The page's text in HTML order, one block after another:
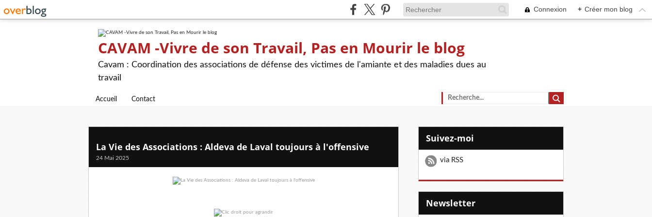
Connexion + Créer mon blog
CAVAM -Vivre de son Travail, Pas en Mourir le blog
Cavam : Coordination des associations de défense des victimes de l'amiante et des maladies dues au
travail
Accueil Contact
La Vie des Associations : Aldeva de Laval toujours à l'offensive
24 Mai 2025
Suivez-moi
via RSS
Newsletter